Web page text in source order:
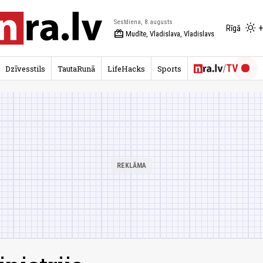
Sestdiena, 8.augusts
redeem Mudīte, Vladislava, Vladislavs
Rīgā
Dzīvesstils TautaRunā LifeHacks Sports